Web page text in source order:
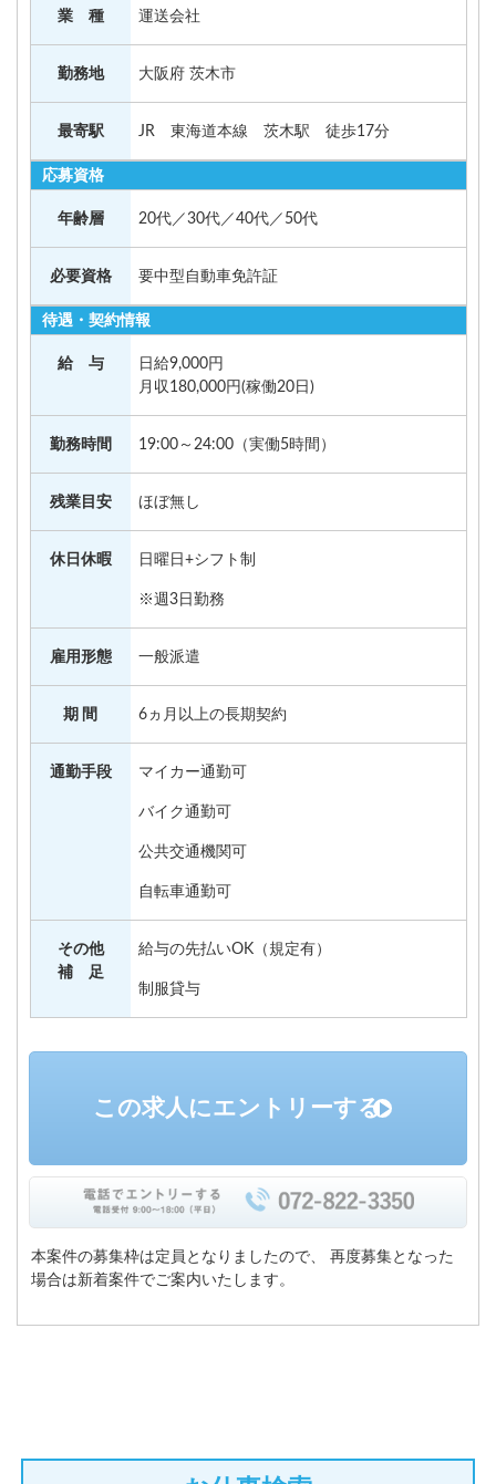
業 種 運送会社
勤務地 大阪府 茨木市
最寄駅 JR 東海道本線 茨木駅 徒歩17分
応募資格
年齢層 20代／30代／40代／50代
必要資格 要中型自動車免許証
待遇・契約情報
給 与
日給9,000円
月収180,000円(稼働20日)
勤務時間 19:00～24:00（実働5時間）
残業目安 ほぼ無し
休日休暇 日曜日+シフト制
※週3日勤務
雇用形態 一般派遣
期 間 6ヵ月以上の長期契約
通勤手段 マイカー通勤可
バイク通勤可
公共交通機関可
自転車通勤可
その他
補 足
給与の先払いOK（規定有）
制服貸与
この求人にエントリーする
本案件の募集枠は定員となりましたので、
再度募集となった
場合は新着案件でご案内いたします。